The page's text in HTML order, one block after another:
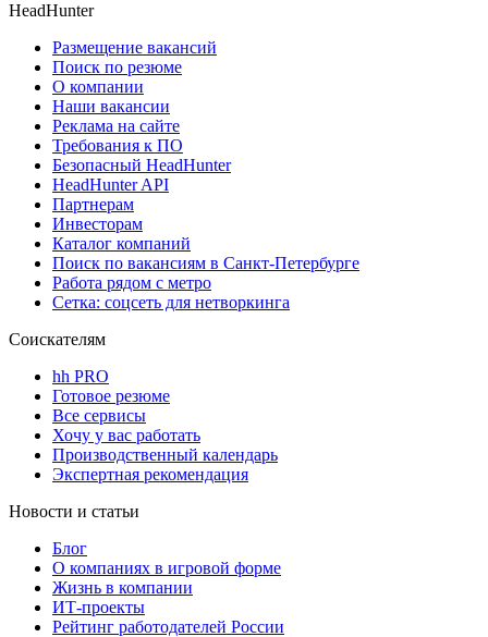
HeadHunter
Размещение вакансий
Поиск по резюме
О компании
Наши вакансии
Реклама на сайте
Требования к ПО
Безопасный HeadHunter
HeadHunter API
Партнерам
Инвесторам
Каталог компаний
Поиск по вакансиям в Санкт-Петербурге
Работа рядом с метро
Сетка: соцсеть для нетворкинга
Соискателям
hh PRO
Готовое резюме
Все сервисы
Хочу у вас работать
Производственный календарь
Экспертная рекомендация
Новости и статьи
Блог
О компаниях в игровой форме
Жизнь в компании
ИТ-проекты
Рейтинг работодателей России